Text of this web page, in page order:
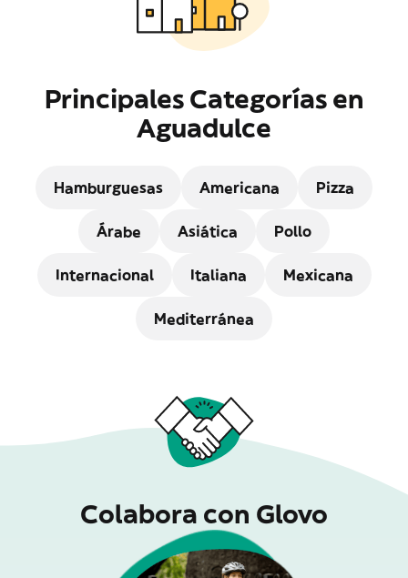
Principales Categorías en
Aguadulce
Hamburguesas Americana Pizza
Árabe Asiática Pollo
Internacional Italiana Mexicana
Mediterránea
Colabora con Glovo